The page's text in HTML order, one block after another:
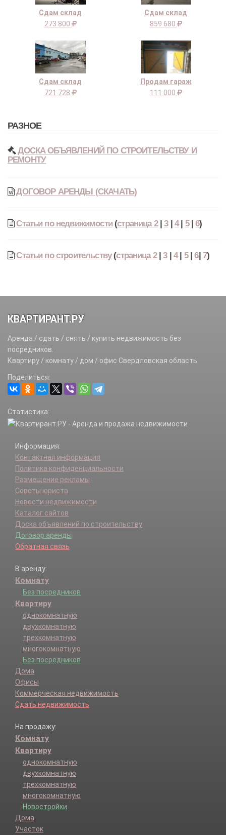
Сдам склад
273 800
Сдам склад
859 680
Сдам склад
721 728
Продам гараж
111 000
РАЗНОЕ
ДОСКА ОБЪЯВЛЕНИЙ ПО СТРОИТЕЛЬСТВУ И
РЕМОНТУ
ДОГОВОР АРЕНДЫ (СКАЧАТЬ)
Статьи по недвижимости(страница 2|3| 4| 5|6)
Статьи по строительству(страница 2|3|4| 5|6| 7)
КВАРТИРАНТ.РУ
Аренда / сдать / снять / купить недвижимость без
посредников.
Квартиру / комнату / дом / офис Свердловская область
Поделиться:
Статистика:
Информация:
Контактная информация
Политика конфиденциальности
Размещение рекламы
Советы юриста
Новости недвижимости
Каталог сайтов
Доска объявлений по строительству
Договор аренды
Обратная связь
В аренду:
Комнату
Без посредников
Квартиру
однокомнатную
двухкомнатную
трехкомнатную
многокомнатную
Без посредников
Дома
Офисы
Коммерческая недвижимость
Сдать недвижимость
На продажу:
Комнату
Квартиру
однокомнатную
двухкомнатную
трехкомнатную
многокомнатную
Новостройки
Дома
Участок